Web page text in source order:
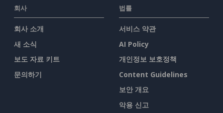
회사
회사 소개
새 소식
보도 자료 키트
문의하기
법률
서비스 약관
AI Policy
개인정보 보호정책
Content Guidelines
보안 개요
악용 신고